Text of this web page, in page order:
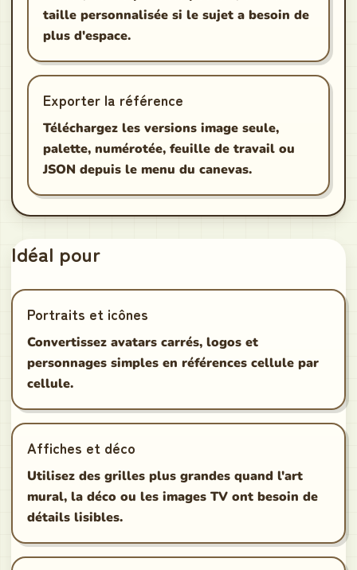
taille personnalisée si le sujet a besoin de
plus d'espace.
Exporter la référence
Téléchargez les versions image seule,
palette, numérotée, feuille de travail ou
JSON depuis le menu du canevas.
Idéal pour
Portraits et icônes
Convertissez avatars carrés, logos et
personnages simples en références cellule par
cellule.
Affiches et déco
Utilisez des grilles plus grandes quand l'art
mural, la déco ou les images TV ont besoin de
détails lisibles.